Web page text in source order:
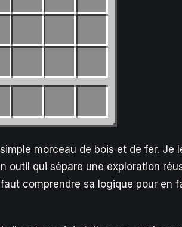
morceau de bois et de fer. Je
outil qui sépare une exploration
comprendre sa logique pour en